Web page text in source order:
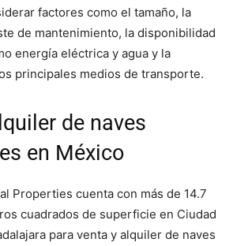
factores como el tamaño, la
de mantenimiento, la disponibilidad
energía eléctrica y agua y la
principales medios de transporte.
de naves
en México
Properties cuenta con más de 14.7
cuadrados de superficie en Ciudad
para venta y alquiler de naves